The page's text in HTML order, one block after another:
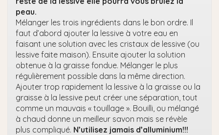
peau.
Mélanger les trois ingrédients dans le bon ordre. Il
faut d’abord ajouter la lessive à votre eau en
faisant une solution avec les cristaux de lessive (ou
lessive faite maison). Ensuite ajouter la solution
obtenue à la graisse fondue. Mélanger le plus
régulièrement possible dans la même direction.
Ajouter trop rapidement la lessive à la graisse ou la
graisse à la lessive peut créer une séparation, tout
comme un mauvais « touillage ». Bouilli, ou mélangé
à chaud donne un meilleur savon mais se révèle
plus compliqué. N’utilisez jamais d’alluminium!!!